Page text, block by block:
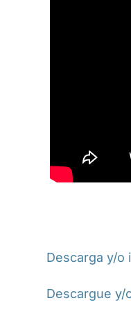
Descarga y/o
Descargue y/